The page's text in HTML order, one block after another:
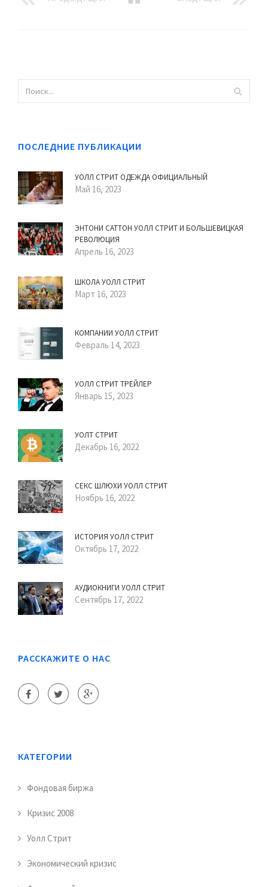
ПОСЛЕДНИЕ ПУБЛИКАЦИИ
УОЛЛ СТРИТ ОДЕЖДА ОФИЦИАЛЬНЫЙ
Май 16, 2023
ЭНТОНИ САТТОН УОЛЛ СТРИТ И БОЛЬШЕВИЦКАЯ
РЕВОЛЮЦИЯ
Апрель 16, 2023
ШКОЛА УОЛЛ СТРИТ
Март 16, 2023
КОМПАНИИ УОЛЛ СТРИТ
Февраль 14, 2023
УОЛЛ СТРИТ ТРЕЙЛЕР
Январь 15, 2023
УОЛТ СТРИТ
Декабрь 16, 2022
СЕКС ШЛЮХИ УОЛЛ СТРИТ
Ноябрь 16, 2022
ИСТОРИЯ УОЛЛ СТРИТ
Октябрь 17, 2022
АУДИОКНИГИ УОЛЛ СТРИТ
Сентябрь 17, 2022
РАССКАЖИТЕ О НАС
КАТЕГОРИИ
Фондовая биржа
Кризис 2008
Уолл Стрит
Экономический кризис